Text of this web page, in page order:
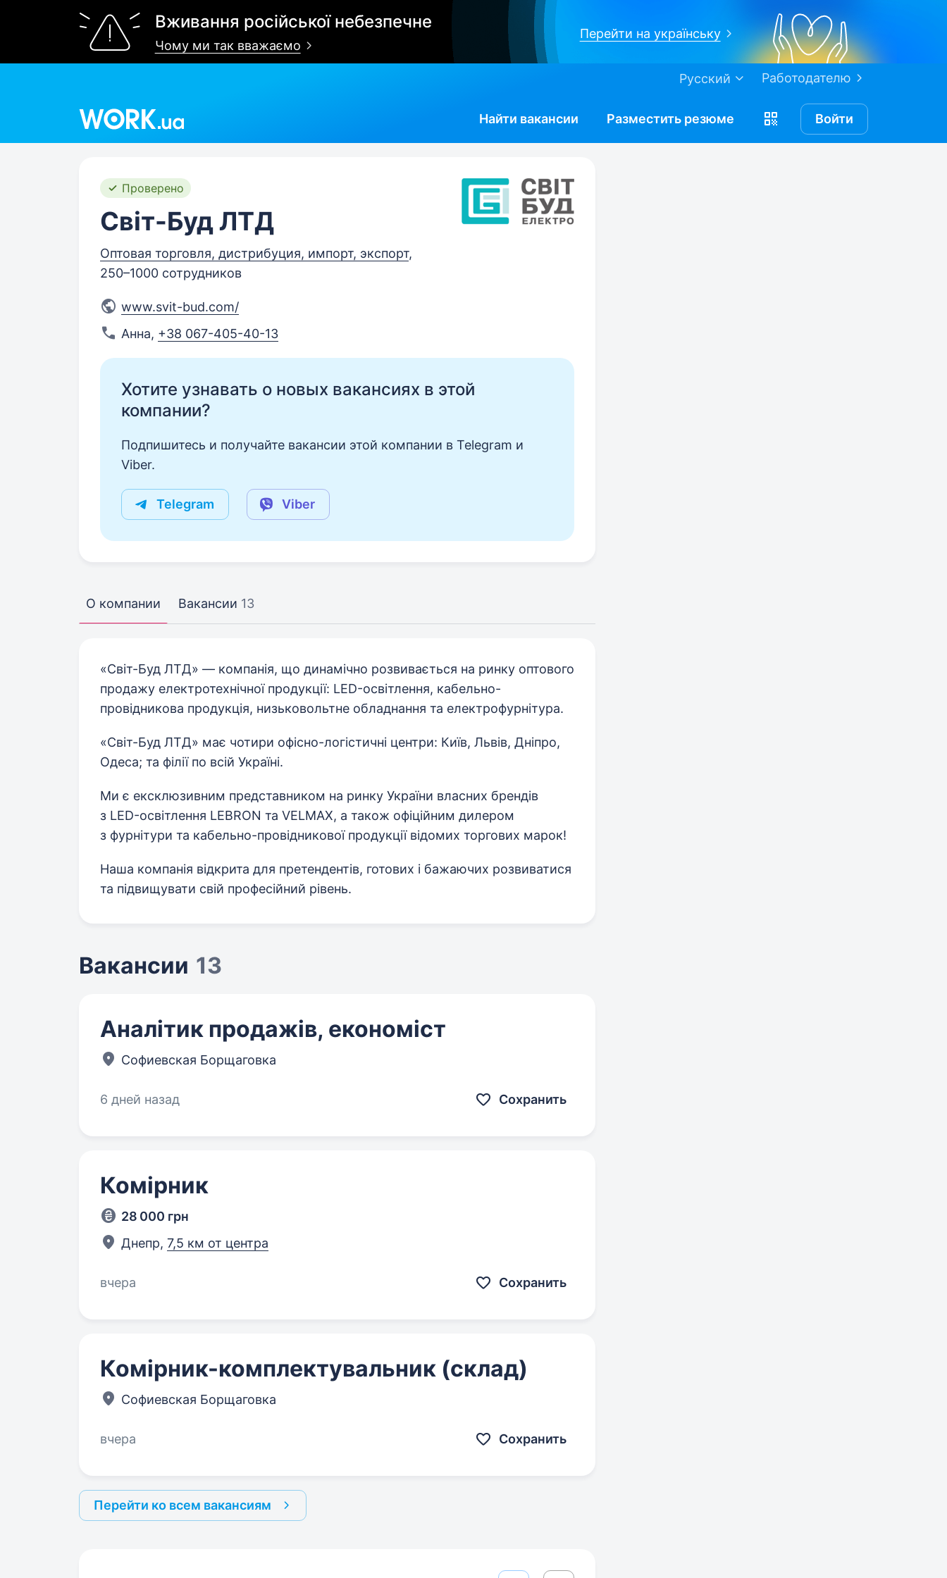
Вживання російської небезпечне
Чому ми так вважаємо
Перейти на українську
Работодателю
Русский
Найти вакансии Разместить резюме Войти
Проверено
Світ-Буд ЛТД
Оптовая торговля, дистрибуция, импорт, экспорт,
250–1000 сотрудников
www.svit-bud.com/
Анна, +38 067-405-40-13
Хотите узнавать о новых вакансиях в этой
компании?
Подпишитесь и получайте вакансии этой компании в Telegram и
Viber.
Telegram Viber
О компании Вакансии 13
«Світ-Буд ЛТД» — компанія, що динамічно розвивається на ринку оптового
продажу електротехнічної продукції: LED-освітлення, кабельно-
провідникова продукція, низьковольтне обладнання та електрофурнітура.
«Світ-Буд ЛТД» має чотири офісно-логістичні центри: Київ, Львів, Дніпро,
Одеса; та філії по всій Україні.
Ми є ексклюзивним представником на ринку України власних брендів
з LED-освітлення LEBRON та VELMAX, а також офіційним дилером
з фурнітури та кабельно-провідникової продукції відомих торгових марок!
Наша компанія відкрита для претендентів, готових і бажаючих розвиватися
та підвищувати свій професійний рівень.
Вакансии 13
Аналітик продажів, економіст
Софиевская Борщаговка
6 дней назад Сохранить
Комірник
28 000 грн
Днепр, 7,5 км от центра
вчера Сохранить
Комірник-комплектувальник (склад)
Софиевская Борщаговка
вчера Сохранить
Перейти ко всем вакансиям